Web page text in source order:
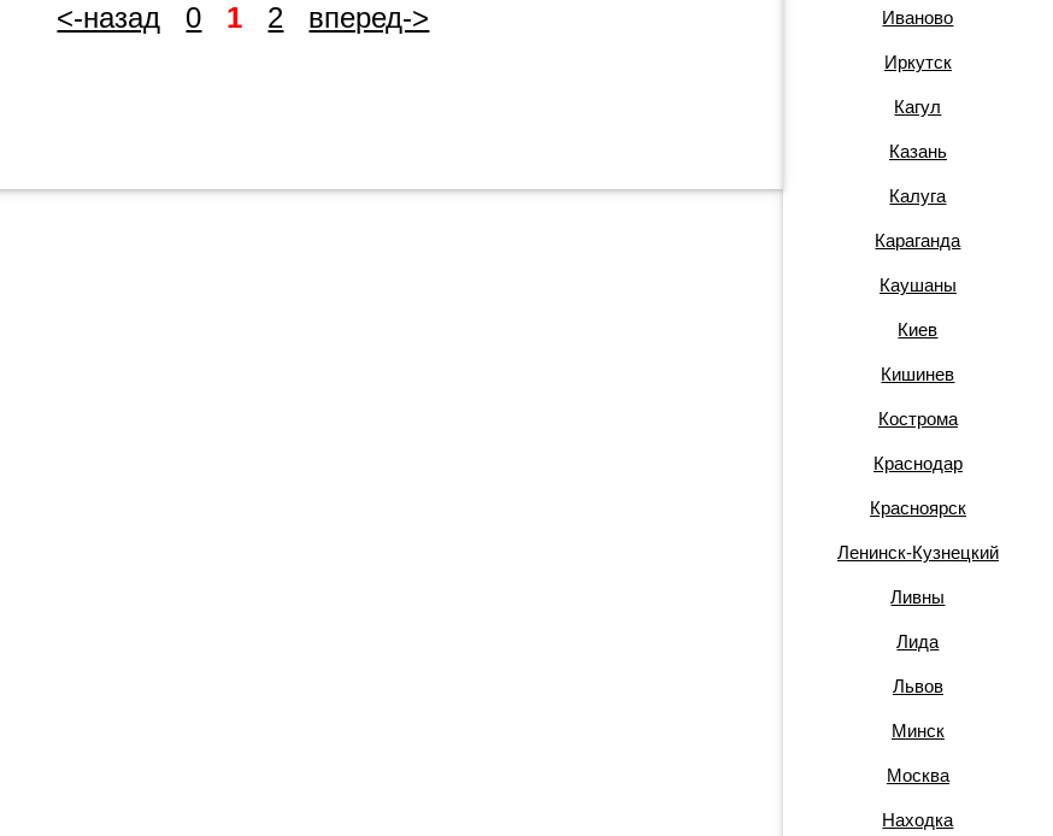
<-назад
0 1 2 вперед-> Иваново
Иркутск
Кагул
Казань
Калуга
Караганда
Каушаны
Киев
Кишинев
Кострома
Краснодар
Красноярск
Ленинск-Кузнецкий
Ливны
Лида
Львов
Минск
Москва
Находка